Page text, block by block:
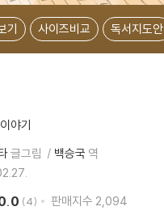
기 사이즈비교 독서지도안
야기
글그림 백승국 역
4 판매지수 2,094